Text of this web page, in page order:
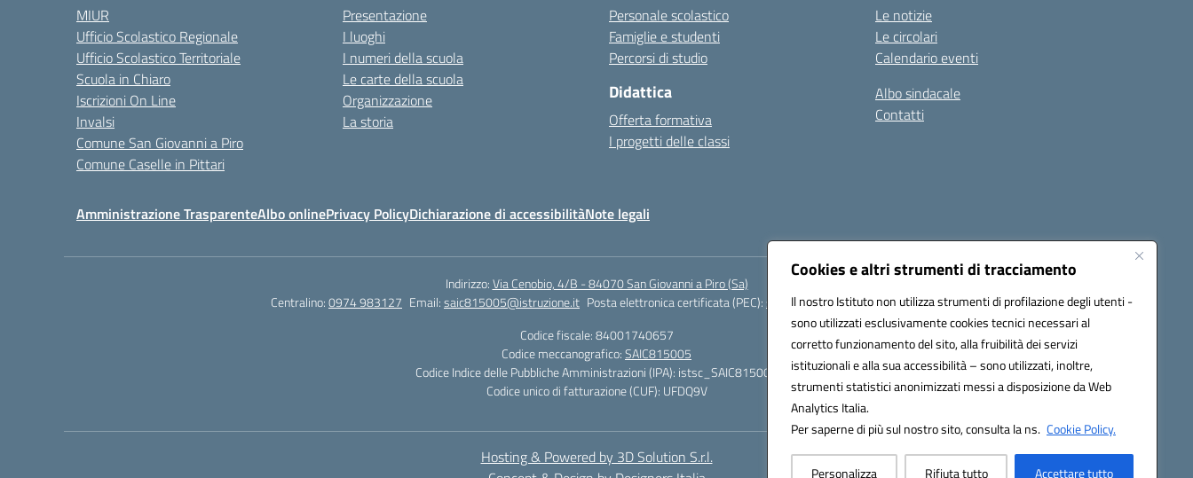
Cookies e altri strumenti di tracciamento
Il nostro Istituto non utilizza strumenti di profilazione degli utenti -
sono utilizzati esclusivamente cookies tecnici necessari al
corretto funzionamento del sito, alla fruibilità dei servizi
istituzionali e alla sua accessibilità – sono utilizzati, inoltre,
strumenti statistici anonimizzati messi a disposizione da Web
Analytics Italia.
Per saperne di più sul nostro sito, consulta la ns. Cookie Policy.
Personalizza Rifiuta tutto Accettare tutto
MIUR
Ufficio Scolastico Regionale
Ufficio Scolastico Territoriale
Scuola in Chiaro
Iscrizioni On Line
Invalsi
Comune San Giovanni a Piro
Comune Caselle in Pittari
Presentazione
I luoghi
I numeri della scuola
Le carte della scuola
Organizzazione
La storia
Personale scolastico
Famiglie e studenti
Percorsi di studio
Didattica
Offerta formativa
I progetti delle classi
Le notizie
Le circolari
Calendario eventi
Albo sindacale
Contatti
Amministrazione TrasparenteAlbo onlinePrivacy PolicyDichiarazione di accessibilitàNote legali
Indirizzo:Via Cenobio, 4/B - 84070 San Giovanni a Piro (Sa)
Centralino:0974 983127 Email:saic815005@istruzione.it Posta elettronica certificata (PEC):saic815005@pec.istruzione.it
Codice fiscale: 84001740657
Codice meccanografico:SAIC815005
Codice Indice delle Pubbliche Amministrazioni (IPA): istsc_SAIC815005
Codice unico di fatturazione (CUF): UFDQ9V
Hosting & Powered by 3D Solution S.r.l.